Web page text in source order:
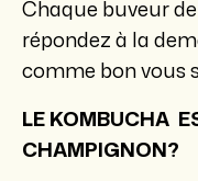
Chaque buveur
répondez à la
comme bon vous
LE KOMBUCHA
CHAMPIGNON?